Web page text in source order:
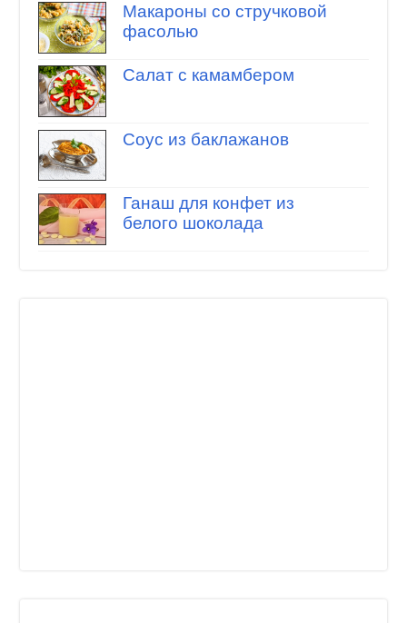
Макароны со стручковой
фасолью
Салат с камамбером
Соус из баклажанов
Ганаш для конфет из
белого шоколада